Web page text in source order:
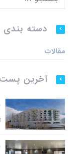
دسته بندی
مقالات
آخرین